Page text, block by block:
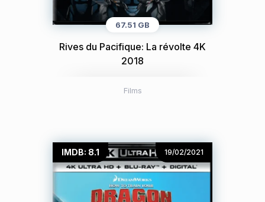
67.51 GB
Rives du Pacifique: La révolte 4K
2018
Films
IMDB: 8.1 19/02/2021